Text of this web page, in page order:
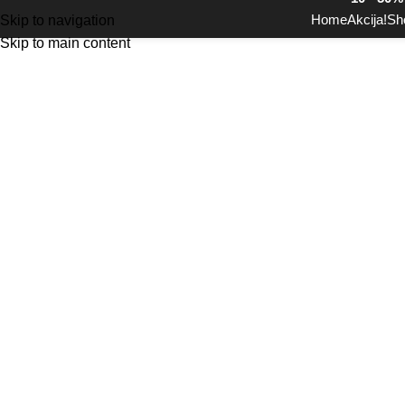
Skip to navigation
Skip to main content
HomeAkcija!